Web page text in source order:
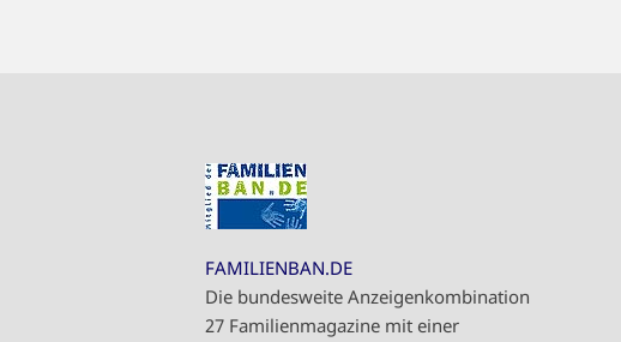
FAMILIENBAN.DE
Die bundesweite Anzeigenkombination
27 Familienmagazine mit einer